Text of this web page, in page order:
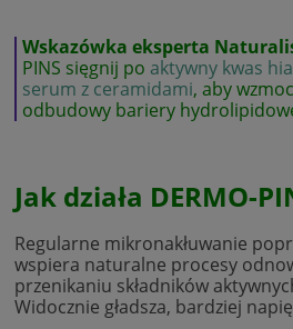
Wskazówka eksperta
PINS sięgnij po aktywny kwas
serum z ceramidami, aby
odbudowy bariery
Jak działa DERMO-
Regularne mikronakłuwanie
wspiera naturalne procesy
przenikaniu składników
Widocznie gładsza, bardziej